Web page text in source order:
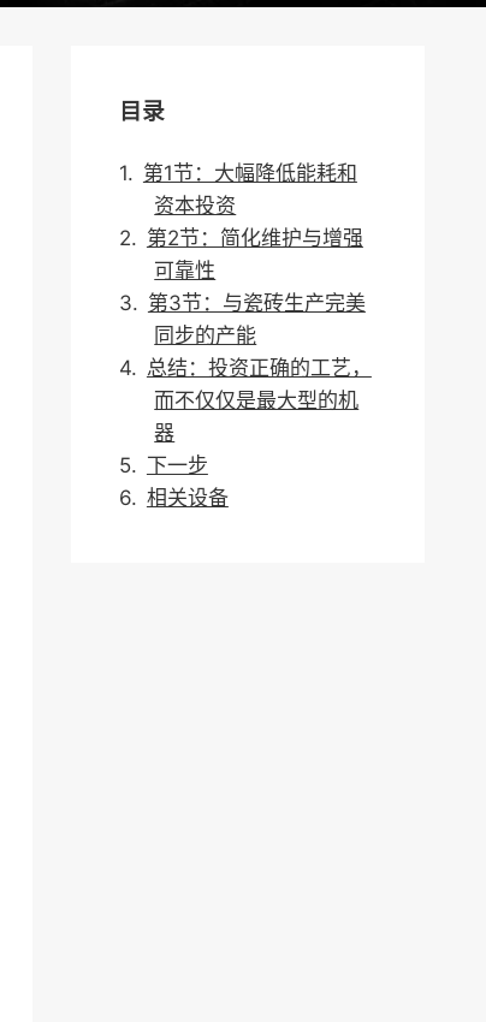
目录
第1节：大幅降低能耗和
资本投资
第2节：简化维护与增强
可靠性
第3节：与瓷砖生产完美
同步的产能
总结：投资正确的工艺，
而不仅仅是最大型的机
器
下一步
相关设备